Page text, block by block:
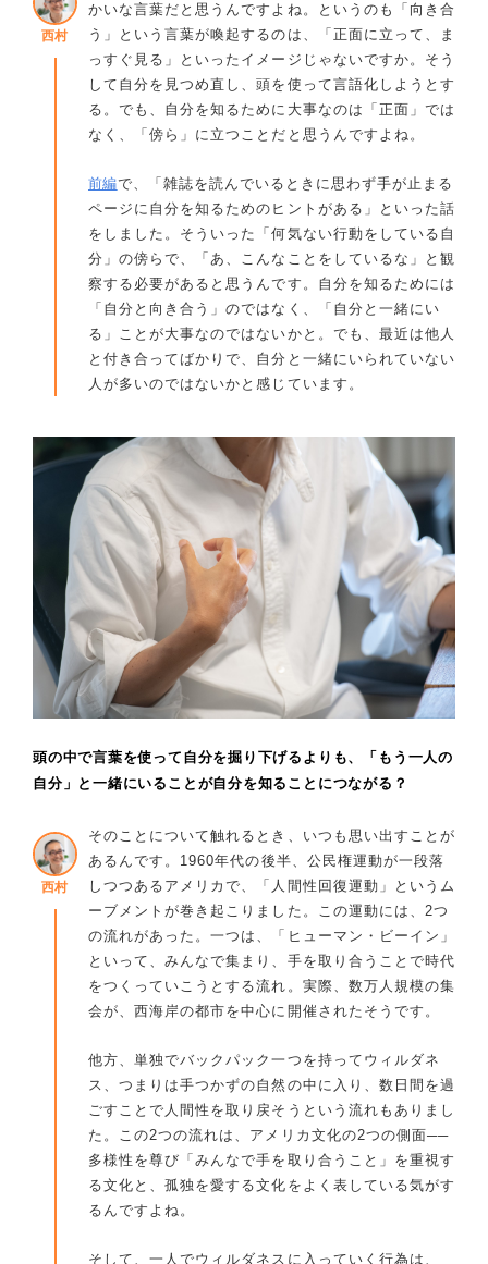
西村
かいな言葉だと思うんですよね。というのも「向き合
う」という言葉が喚起するのは、「正面に立って、ま
っすぐ見る」といったイメージじゃないですか。そう
して自分を見つめ直し、頭を使って言語化しようとす
る。でも、自分を知るために大事なのは「正面」では
なく、「傍ら」に立つことだと思うんですよね。
前編で、「雑誌を読んでいるときに思わず手が止まる
ページに自分を知るためのヒントがある」といった話
をしました。そういった「何気ない行動をしている自
分」の傍らで、「あ、こんなことをしているな」と観
察する必要があると思うんです。自分を知るためには
「自分と向き合う」のではなく、「自分と一緒にい
る」ことが大事なのではないかと。でも、最近は他人
と付き合ってばかりで、自分と一緒にいられていない
人が多いのではないかと感じています。
頭の中で言葉を使って自分を掘り下げるよりも、「もう一人の
自分」と一緒にいることが自分を知ることにつながる？
西村
そのことについて触れるとき、いつも思い出すことが
あるんです。1960年代の後半、公民権運動が一段落
しつつあるアメリカで、「人間性回復運動」というム
ーブメントが巻き起こりました。この運動には、2つ
の流れがあった。一つは、「ヒューマン・ビーイン」
といって、みんなで集まり、手を取り合うことで時代
をつくっていこうとする流れ。実際、数万人規模の集
会が、西海岸の都市を中心に開催されたそうです。
他方、単独でバックパック一つを持ってウィルダネ
ス、つまりは手つかずの自然の中に入り、数日間を過
ごすことで人間性を取り戻そうという流れもありまし
た。この2つの流れは、アメリカ文化の2つの側面──
多様性を尊び「みんなで手を取り合うこと」を重視す
る文化と、孤独を愛する文化をよく表している気がす
るんですよね。
そして、一人でウィルダネスに入っていく行為は、